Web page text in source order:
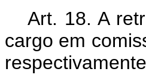
Art. 18. A
cargo em